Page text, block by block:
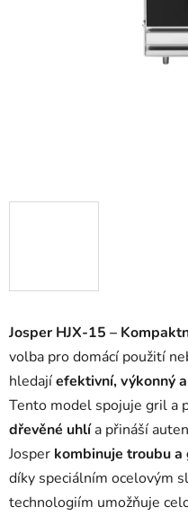
Josper HJX-15 –
volba pro domácí použití
hledajíefektivní, výkonný
Tento model spojuje gril a
dřevěné uhlía přináší
Josper kombinuje troubu a
díky speciálním ocelovým
technologiím umožňuje